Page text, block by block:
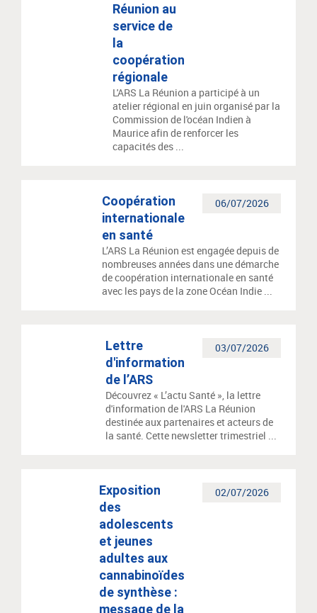
Réunion au
service de
la
coopération
régionale
L'ARS La Réunion a participé à un
atelier régional en juin organisé par la
Commission de l'océan Indien à
Maurice afin de renforcer les
capacités des ...
06/07/2026
Coopération
internationale
en santé
L’ARS La Réunion est engagée depuis de
nombreuses années dans une démarche
de coopération internationale en santé
avec les pays de la zone Océan Indie ...
03/07/2026
Lettre
d'information
de l’ARS
Découvrez « L’actu Santé », la lettre
d'information de l'ARS La Réunion
destinée aux partenaires et acteurs de
la santé. Cette newsletter trimestriel ...
02/07/2026
Exposition
des
adolescents
et jeunes
adultes aux
cannabinoïdes
de synthèse :
message de la